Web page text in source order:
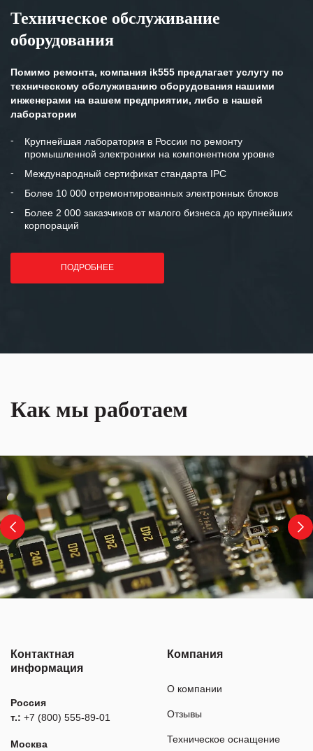
Особенно хочется отметить высокую
клиентоориентированность
готовность помочь в самых сложных
Мы высоко ценим сложившиеся
и доверительные партнерские
отношения и искренне желаем
«Инженерной компании «555» долгих
лет успеха и процветания.
Техническое обслуживание
оборудования
Помимо ремонта, компания ik555 предлагает услугу по
техническому обслуживанию оборудования нашими
инженерами на вашем предприятии, либо в нашей
лаборатории
Крупнейшая лаборатория в России по ремонту
промышленной электроники на компонентном уровне
Международный сертификат стандарта IPC
Более 10 000 отремонтированных электронных блоков
Более 2 000 заказчиков от малого бизнеса до крупнейших
корпораций
ПОДРОБНЕЕ
Как мы работаем
Контактная
информация
Россия
т.: +7 (800) 555-89-01
Москва
Компания
О компании
Отзывы
Техническое оснащение